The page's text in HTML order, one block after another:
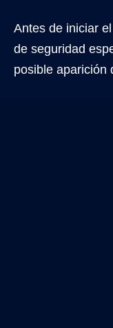
Antes de iniciar
de seguridad
posible aparición